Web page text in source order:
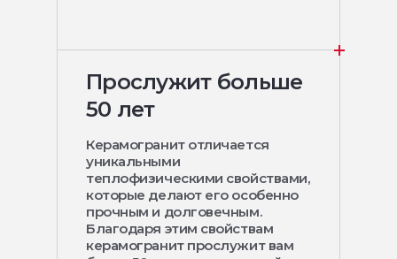
Прослужит больше
50 лет
Керамогранит отличается
уникальными
теплофизическими свойствами,
которые делают его особенно
прочным и долговечным.
Благодаря этим свойствам
керамогранит прослужит вам